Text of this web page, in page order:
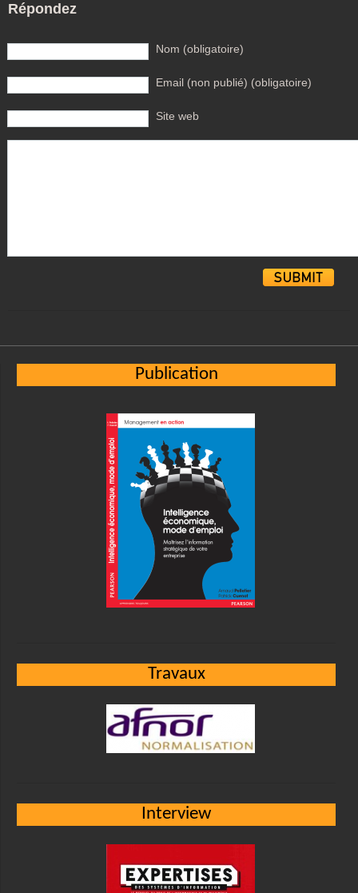
Répondez
Nom (obligatoire)
Email (non publié) (obligatoire)
Site web
Publication
Travaux
Interview